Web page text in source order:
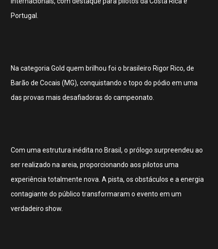
Portugal.
Na categoria Gold quem brilhou foi o brasileiro Rigor Rico, de
Barão de Cocais (MG), conquistando o topo do pódio em uma
das provas mais desafiadoras do campeonato.
Com uma estrutura inédita no Brasil, o prólogo surpreendeu ao
ser realizado na areia, proporcionando aos pilotos uma
experiência totalmente nova. A pista, os obstáculos e a energia
contagiante do público transformaram o evento em um
verdadeiro show.